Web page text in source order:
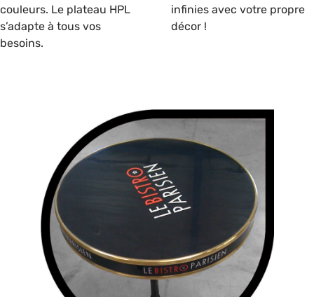
couleurs. Le plateau HPL
s’adapte à tous vos
besoins.
infinies avec votre propre
décor !